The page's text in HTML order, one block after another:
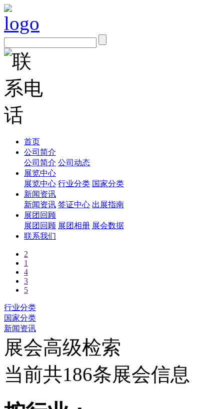
首页
公司简介
公司简介 公司动态
展览中心
展览中心 行业分类 国家分类
新闻资讯
新闻资讯 签证中心 出展指南
展团回顾
展团回顾 展团相册 展会数据
联系我们
2
1
4
3
5
行业分类
国家分类
新闻资讯
展会高级检索
当前共186条展会信息